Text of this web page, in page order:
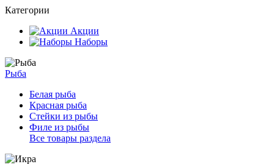
Категории
Акции
Наборы
Рыба
Белая рыба
Красная рыба
Стейки из рыбы
Филе из рыбы
Все товары раздела